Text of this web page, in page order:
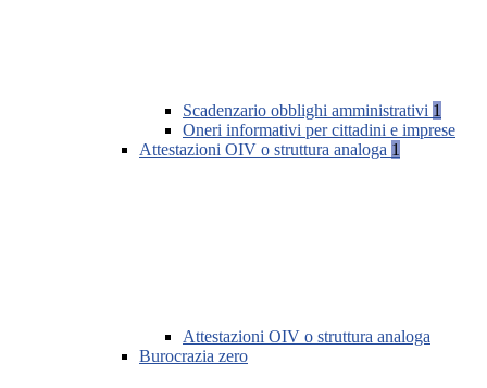
Scadenzario obblighi amministrativi 1
Oneri informativi per cittadini e imprese
Attestazioni OIV o struttura analoga 1
Attestazioni OIV o struttura analoga
Burocrazia zero